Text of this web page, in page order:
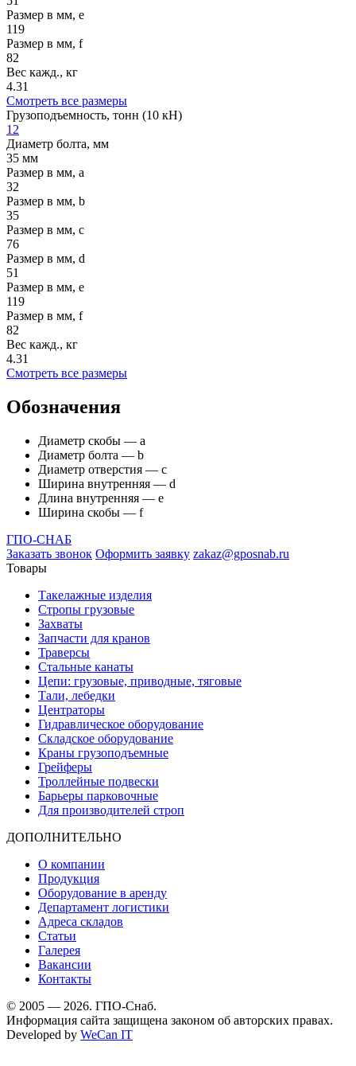
Размер в мм, e
119
Размер в мм, f
82
Вес кажд., кг
4.31
Смотреть все размеры
Грузоподъемность, тонн (10 кН)
12
Диаметр болта, мм
35 мм
Размер в мм, a
32
Размер в мм, b
35
Размер в мм, c
76
Размер в мм, d
51
Размер в мм, e
119
Размер в мм, f
82
Вес кажд., кг
4.31
Смотреть все размеры
Обозначения
Диаметр скобы — а
Диаметр болта — b
Диаметр отверстия — с
Ширина внутренняя — d
Длина внутренняя — e
Ширина скобы — f
ГПО-СНАБ
Заказать звонок Оформить заявку zakaz@gposnab.ru
Товары
Такелажные изделия
Стропы грузовые
Захваты
Запчасти для кранов
Траверсы
Стальные канаты
Цепи: грузовые, приводные, тяговые
Тали, лебедки
Центраторы
Гидравлическое оборудование
Складское оборудование
Краны грузоподъемные
Грейферы
Троллейные подвески
Барьеры парковочные
Для производителей строп
ДОПОЛНИТЕЛЬНО
О компании
Продукция
Оборудование в аренду
Департамент логистики
Адреса складов
Статьи
Галерея
Вакансии
Контакты
© 2005 — 2026. ГПО-Снаб.
Информация сайта защищена законом об авторских правах.
Developed by WeCan IT